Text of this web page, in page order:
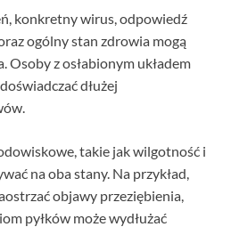
konkretny wirus, odpowiedź
ogólny stan zdrowia mogą
Osoby z osłabionym układem
dłużej
takie jak wilgotność i
na oba stany. Na przykład,
objawy przeziębienia,
pyłków może wydłużać